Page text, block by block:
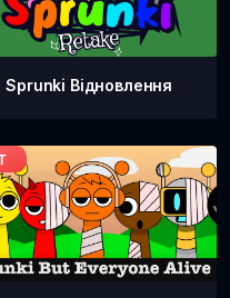
Sprunki Відновлення